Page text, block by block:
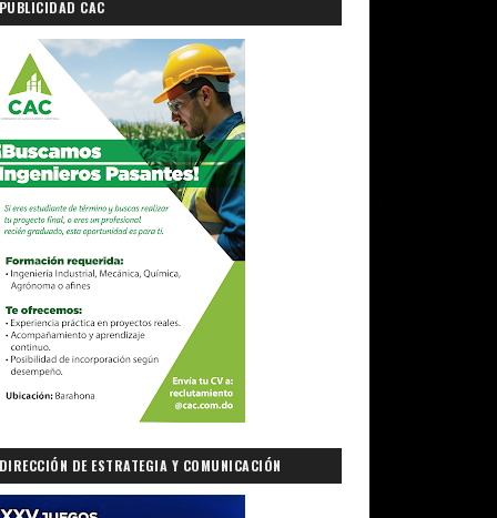
CAC
DE ESTRATEGIA Y COMUNICACIÓN